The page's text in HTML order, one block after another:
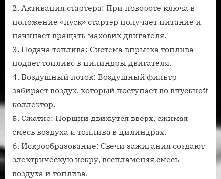
2. Активация стартера: При повороте ключа в
положение «пуск» стартер получает питание и
начинает вращать маховик двигателя.
3. Подача топлива: Система впрыска топлива
подает топливо в цилиндры двигателя.
4. Воздушный поток: Воздушный фильтр
забирает воздух, который поступает во впускной
коллектор.
5. Сжатие: Поршни движутся вверх, сжимая
смесь воздуха и топлива в цилиндрах.
6. Искрообразование: Свечи зажигания создают
электрическую искру, воспламеняя смесь
воздуха и топлива.